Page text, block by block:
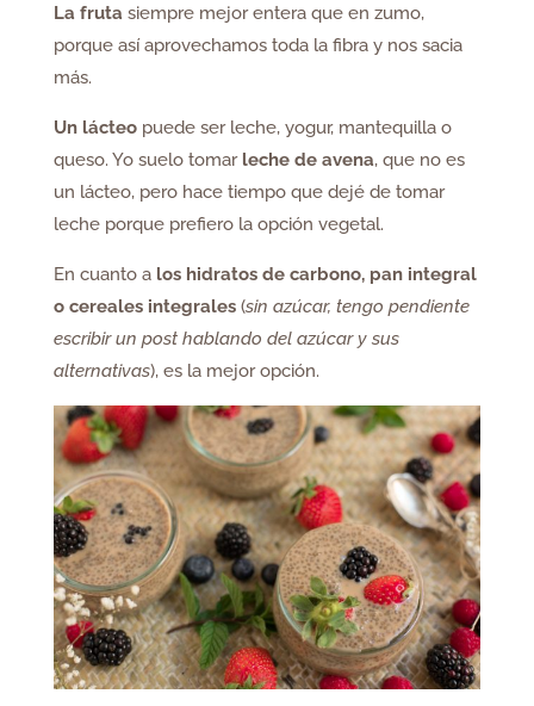
La fruta siempre mejor entera que en zumo,
porque así aprovechamos toda la fibra y nos sacia
más.
Un lácteopuede ser leche, yogur, mantequilla o
queso. Yo suelo tomar leche de avena, que no es
un lácteo, pero hace tiempo que dejé de tomar
leche porque prefiero la opción vegetal.
En cuanto a los hidratos de carbono, pan integral
o cereales integrales(sin azúcar, tengo pendiente
escribir un post hablando del azúcar y sus
alternativas), es la mejor opción.